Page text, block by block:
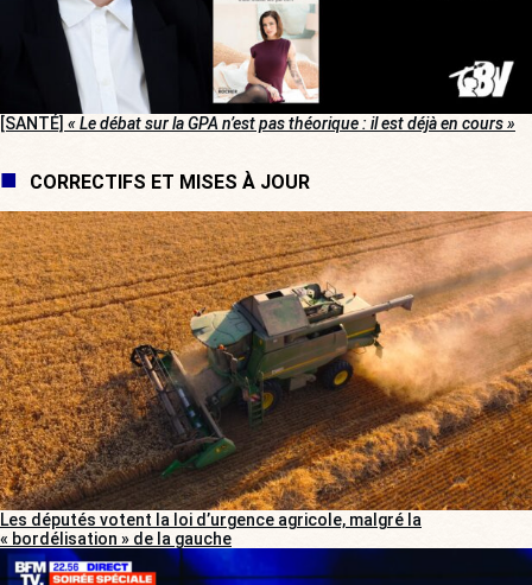
[SANTÉ] « Le débat sur la GPA n’est pas théorique : il est déjà en cours »
CORRECTIFS ET MISES À JOUR
Les députés votent la loi d’urgence agricole, malgré la
« bordélisation » de la gauche